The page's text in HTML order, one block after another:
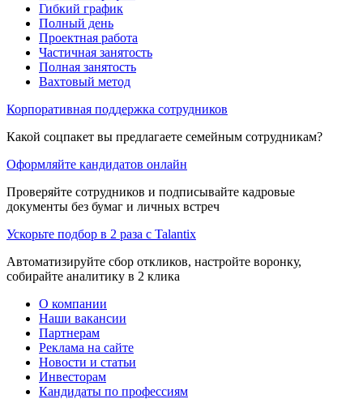
Гибкий график
Полный день
Проектная работа
Частичная занятость
Полная занятость
Вахтовый метод
Корпоративная поддержка сотрудников
Какой соцпакет вы предлагаете семейным сотрудникам?
Оформляйте кандидатов онлайн
Проверяйте сотрудников и подписывайте кадровые
документы без бумаг и личных встреч
Ускорьте подбор в 2 раза с Talantix
Автоматизируйте сбор откликов, настройте воронку,
собирайте аналитику в 2 клика
О компании
Наши вакансии
Партнерам
Реклама на сайте
Новости и статьи
Инвесторам
Кандидаты по профессиям